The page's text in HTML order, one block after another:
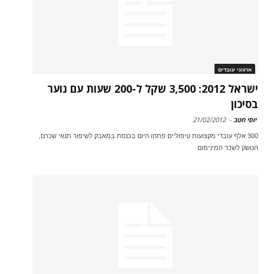
ארגוני עובדים
ישראל 2012: 3,500 שקל ל-200 שעות עם נוער
בסיכון
יוסי חטב -
21/02/2012
300 אלף עובדי מקצועות טיפוליים פתחו היום בכנסת במאבק לשיפור תנאי שכרם,
הנושק לשכר המינימום